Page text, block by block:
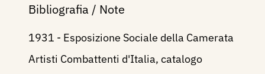
Bibliografia / Note
1931 - Esposizione Sociale della Camerata
Artisti Combattenti d'Italia, catalogo